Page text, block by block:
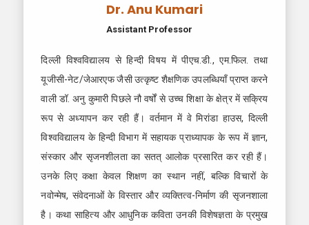
Dr. Anu Kumari
Assistant Professor
दिल्ली विश्वविद्यालय से हिन्दी विषय में पीएच.डी., एम.फिल. तथा
यूजीसी-नेट/जेआरएफ जैसी उत्कृष्ट शैक्षणिक उपलब्धियाँ प्राप्त करने
वाली डॉ. अनु कुमारी पिछले नौ वर्षों से उच्च शिक्षा के क्षेत्र में सक्रिय
रूप से अध्यापन कर रही हैं। वर्तमान में वे मिरांडा हाउस, दिल्ली
विश्वविद्यालय के हिन्दी विभाग में सहायक प्राध्यापक के रूप में ज्ञान,
संस्कार और सृजनशीलता का सतत् आलोक प्रसारित कर रही हैं।
उनके लिए कक्षा केवल शिक्षण का स्थान नहीं, बल्कि विचारों के
नवोन्मेष, संवेदनाओं के विस्तार और व्यक्तित्व-निर्माण की सृजनशाला
है। कथा साहित्य और आधुनिक कविता उनकी विशेषज्ञता के प्रमुख